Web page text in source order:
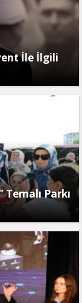
İle İlgili
Temalı Parkı